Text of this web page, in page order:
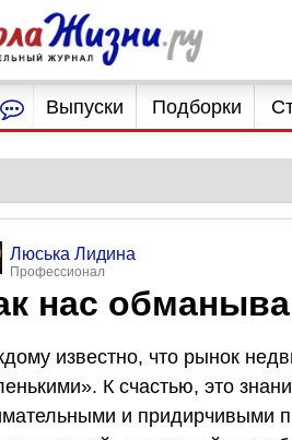
Выпуски Подборки
Люська Лидина
Профессионал
нас
известно, что рынок
К счастью, это
и придирчивыми